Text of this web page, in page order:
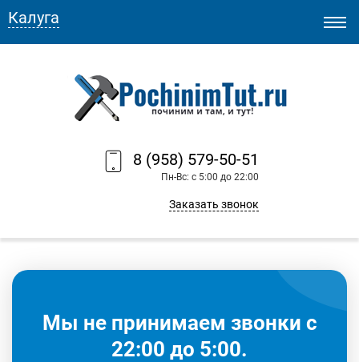
8 (958) 579-50-51
Пн-Вс: с 5:00 до 22:00
Заказать звонок
Калуга
Мы не принимаем звонки с
22:00 до 5:00.